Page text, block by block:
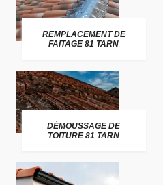
REMPLACEMENT DE
FAITAGE 81 TARN
DÉMOUSSAGE DE
TOITURE 81 TARN